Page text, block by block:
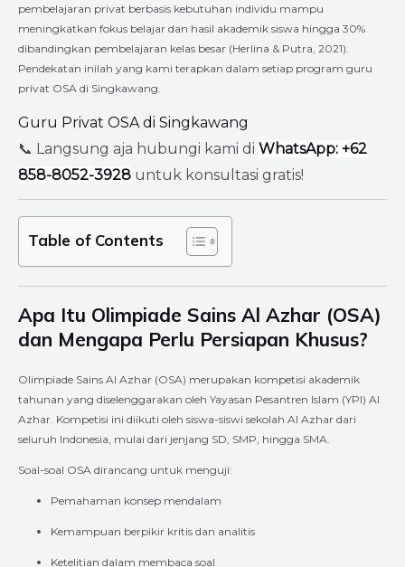
pembelajaran privat berbasis kebutuhan individu mampu
meningkatkan fokus belajar dan hasil akademik siswa hingga 30%
dibandingkan pembelajaran kelas besar (Herlina & Putra, 2021).
Pendekatan inilah yang kami terapkan dalam setiap program guru
privat OSA di Singkawang.
Guru Privat OSA di Singkawang
📞 Langsung aja hubungi kami di WhatsApp: +62
858-8052-3928 untuk konsultasi gratis!
Table of Contents
Apa Itu Olimpiade Sains Al Azhar (OSA)
dan Mengapa Perlu Persiapan Khusus?
Olimpiade Sains Al Azhar (OSA) merupakan kompetisi akademik
tahunan yang diselenggarakan oleh Yayasan Pesantren Islam (YPI) Al
Azhar. Kompetisi ini diikuti oleh siswa-siswi sekolah Al Azhar dari
seluruh Indonesia, mulai dari jenjang SD, SMP, hingga SMA.
Soal-soal OSA dirancang untuk menguji:
Pemahaman konsep mendalam
Kemampuan berpikir kritis dan analitis
Ketelitian dalam membaca soal